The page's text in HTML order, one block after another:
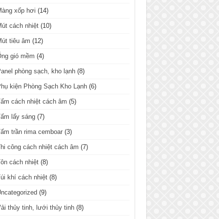
xốp hơi (14)
cách nhiệt (10)
tiêu âm (12)
gió mềm (4)
phòng sạch, kho lạnh (8)
kiện Phòng Sạch Kho Lạnh (6)
cách nhiệt cách âm (5)
lấy sáng (7)
trần rima cemboar (3)
công cách nhiệt cách âm (7)
cách nhiệt (8)
khí cách nhiệt (8)
(9)
thủy tinh, lưới thủy tinh (8)